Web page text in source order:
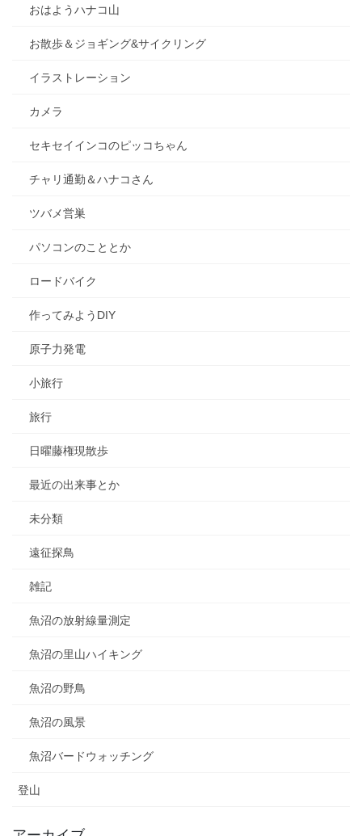
おはようハナコ山
お散歩＆ジョギング&サイクリング
イラストレーション
カメラ
セキセイインコのピッコちゃん
チャリ通勤＆ハナコさん
ツバメ営巣
パソコンのこととか
ロードバイク
作ってみようDIY
原子力発電
小旅行
旅行
日曜藤権現散歩
最近の出来事とか
未分類
遠征探鳥
雑記
魚沼の放射線量測定
魚沼の里山ハイキング
魚沼の野鳥
魚沼の風景
魚沼バードウォッチング
登山